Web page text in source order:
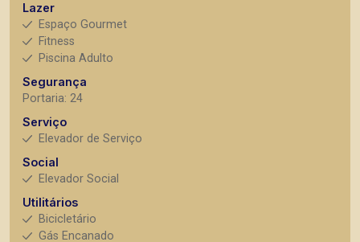
Lazer
Espaço Gourmet
Fitness
Piscina Adulto
Segurança
Portaria: 24
Serviço
Elevador de Serviço
Social
Elevador Social
Utilitários
Bicicletário
Gás Encanado